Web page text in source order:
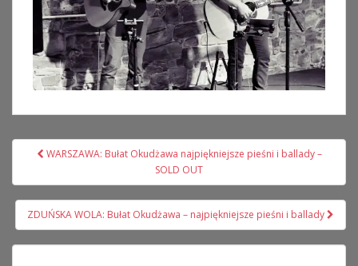
Nawigacja
WARSZAWA: Bułat Okudżawa najpiękniejsze pieśni i ballady –
SOLD OUT
ZDUŃSKA WOLA: Bułat Okudżawa – najpiękniejsze pieśni i ballady